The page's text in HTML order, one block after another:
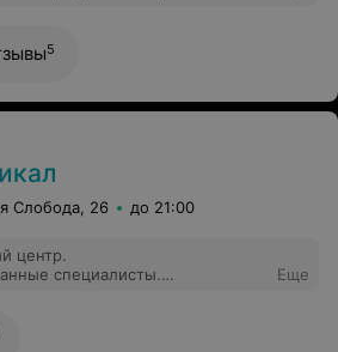
Врач от Бога. Руки золотые.
5
Слобода, 26 до 21:00
центр.
специалисты.
Еще